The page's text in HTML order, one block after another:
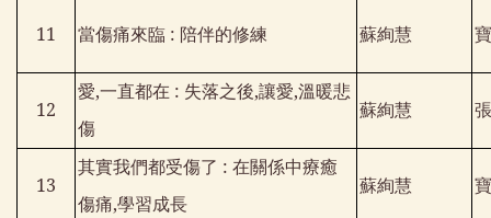
11 當傷痛來臨: 陪伴的修練 蘇絢慧
12
愛,一直都在 : 失落之後,讓愛,溫暖悲
傷
蘇絢慧
13
其實我們都受傷了 : 在關係中療癒
傷痛,學習成長
蘇絢慧